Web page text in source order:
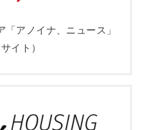
アノイナ、ニュース」
イト）